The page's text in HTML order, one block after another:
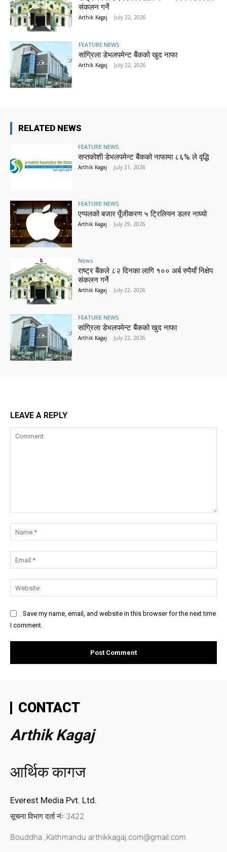
संकलन गर्ने
Arthik Kagaj - July 22, 2026
FEATURE NEWS
सांग्रिला डेभलपमेन्ट बैंकको खुद नाफा
Arthik Kagaj - July 22, 2026
RELATED NEWS
FEATURE NEWS
सप्तकोशी डेभलपमेन्ट बैंकको नाफामा ८६% ले वृद्धि
Arthik Kagaj - July 31, 2026
FEATURE NEWS
एप्पलको बजार पूँजीकरण ५ ट्रिलियन डलर नाघ्यो
Arthik Kagaj - July 29, 2026
News
राष्ट्र बैंकले ८२ दिनका लागि १०० अर्ब रुपैयाँ निक्षेप
संकलन गर्ने
Arthik Kagaj - July 22, 2026
FEATURE NEWS
सांग्रिला डेभलपमेन्ट बैंकको खुद नाफा
Arthik Kagaj - July 22, 2026
LEAVE A REPLY
Save my name, email, and website in this browser for the next time
I comment.
CONTACT
Arthik Kagaj
आर्थिक कागज
Everest Media Pvt. Ltd.
सूचना विभाग दर्ता नंः 3422
Bouddha ,Kathmandu arthikkagaj.com@gmail.com